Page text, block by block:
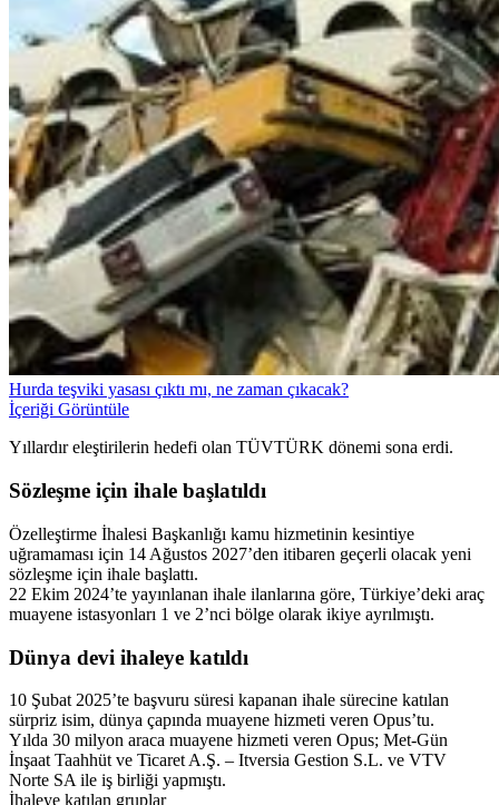
Hurda teşviki yasası çıktı mı, ne zaman çıkacak?
İçeriği Görüntüle
Yıllardır eleştirilerin hedefi olan TÜVTÜRK dönemi sona erdi.
Sözleşme için ihale başlatıldı
Özelleştirme İhalesi Başkanlığı kamu hizmetinin kesintiye
uğramaması için 14 Ağustos 2027’den itibaren geçerli olacak yeni
sözleşme için ihale başlattı.
22 Ekim 2024’te yayınlanan ihale ilanlarına göre, Türkiye’deki araç
muayene istasyonları 1 ve 2’nci bölge olarak ikiye ayrılmıştı.
Dünya devi ihaleye katıldı
10 Şubat 2025’te başvuru süresi kapanan ihale sürecine katılan
sürpriz isim, dünya çapında muayene hizmeti veren Opus’tu.
Yılda 30 milyon araca muayene hizmeti veren Opus; Met-Gün
İnşaat Taahhüt ve Ticaret A.Ş. – Itversia Gestion S.L. ve VTV
Norte SA ile iş birliği yapmıştı.
İhaleye katılan gruplar